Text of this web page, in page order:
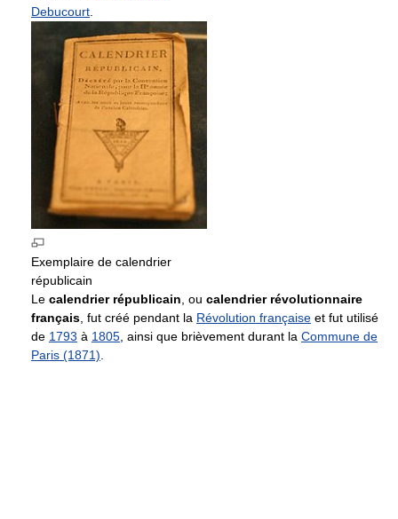
Debucourt
Exemplaire de calendrier
républicain
Le calendrier républicain , ou calendrier révolutionnaire
français , fut créé pendant la Révolution française et fut utilisé
de 1793 à 1805 , ainsi que brièvement durant la Commune de
Paris (1871)